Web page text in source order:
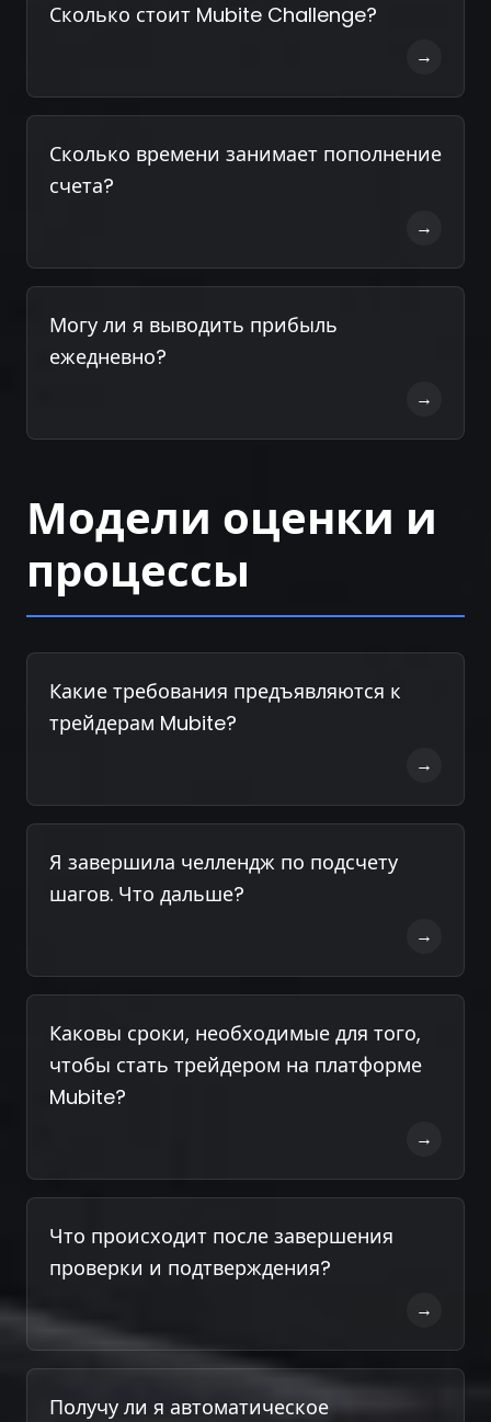
Сколько стоит Mubite Challenge?
→
Сколько времени занимает пополнение
счета?
→
Могу ли я выводить прибыль
ежедневно?
→
Модели оценки и
процессы
Какие требования предъявляются к
трейдерам Mubite?
→
Я завершила челлендж по подсчету
шагов. Что дальше?
→
Каковы сроки, необходимые для того,
чтобы стать трейдером на платформе
Mubite?
→
Что происходит после завершения
проверки и подтверждения?
→
Получу ли я автоматическое